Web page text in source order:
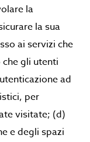
la
la sua
ai servizi che
gli utenti
ad
per
visitate; (d)
e degli spazi